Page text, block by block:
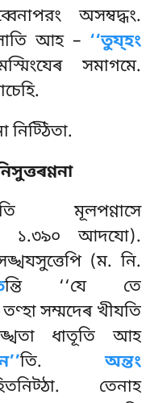
অসম্বদ্ধং.
আহ – ‘‘তুয্হং
সমাগমে.
নিট্ঠিতা.
মূলপণ্ণাসে
১.৩৯০ আদযো).
(ম. নি.
ন্তি ‘‘যে তে
সম্মদেৰ খীযতি
ধাতূতি আহ
তি.অন্তং
তেনাহ